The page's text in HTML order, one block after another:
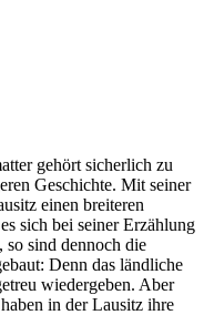
gehört sicherlich zu
Geschichte. Mit seiner
einen breiteren
sich bei seiner Erzählung
so sind dennoch die
Denn das ländliche
wiedergeben. Aber
in der Lausitz ihre